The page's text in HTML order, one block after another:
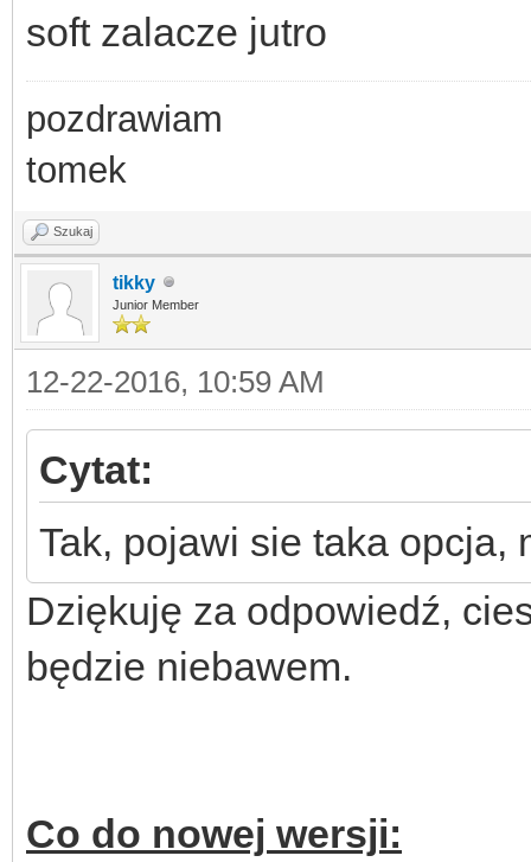
soft zalacze jutro
pozdrawiam
tomek
Szukaj
tikky
Junior Member
12-22-2016, 10:59 AM
Cytat:
Tak, pojawi sie taka opcja,
Dziękuję za odpowiedź,
będzie niebawem.
Co do nowej wersji: